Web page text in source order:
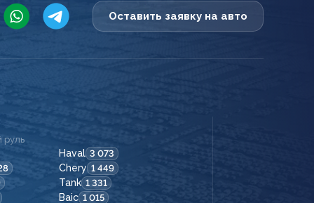
Оставить заявку на авто
руль
Haval 3 073
Chery 1 449
Tank 1 331
Baic 1 015